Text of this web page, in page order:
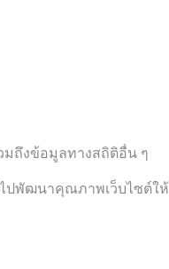
มถึงข้อมูลทางสถิติอื่น ๆ
ไปพัฒนาคุณภาพเว็บไซต์ให้